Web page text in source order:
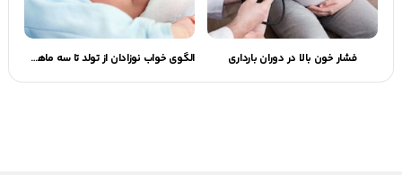
فشار خون بالا در دوران بارداری الگوی خواب نوزادان از تولد تا سه ماهگی